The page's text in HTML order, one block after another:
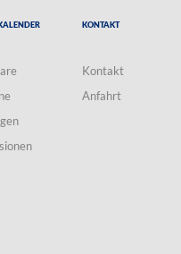
Kontakt
Kontakt
Anfahrt